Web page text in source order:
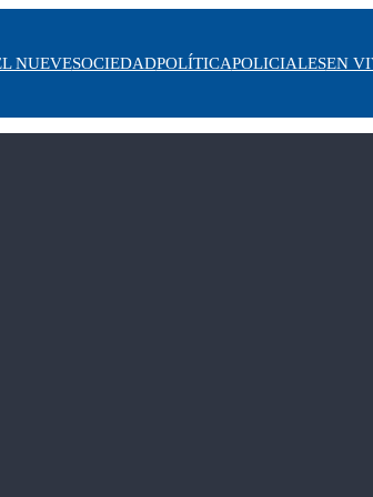
NUEVESOCIEDADPOLÍTICAPOLICIALESEN